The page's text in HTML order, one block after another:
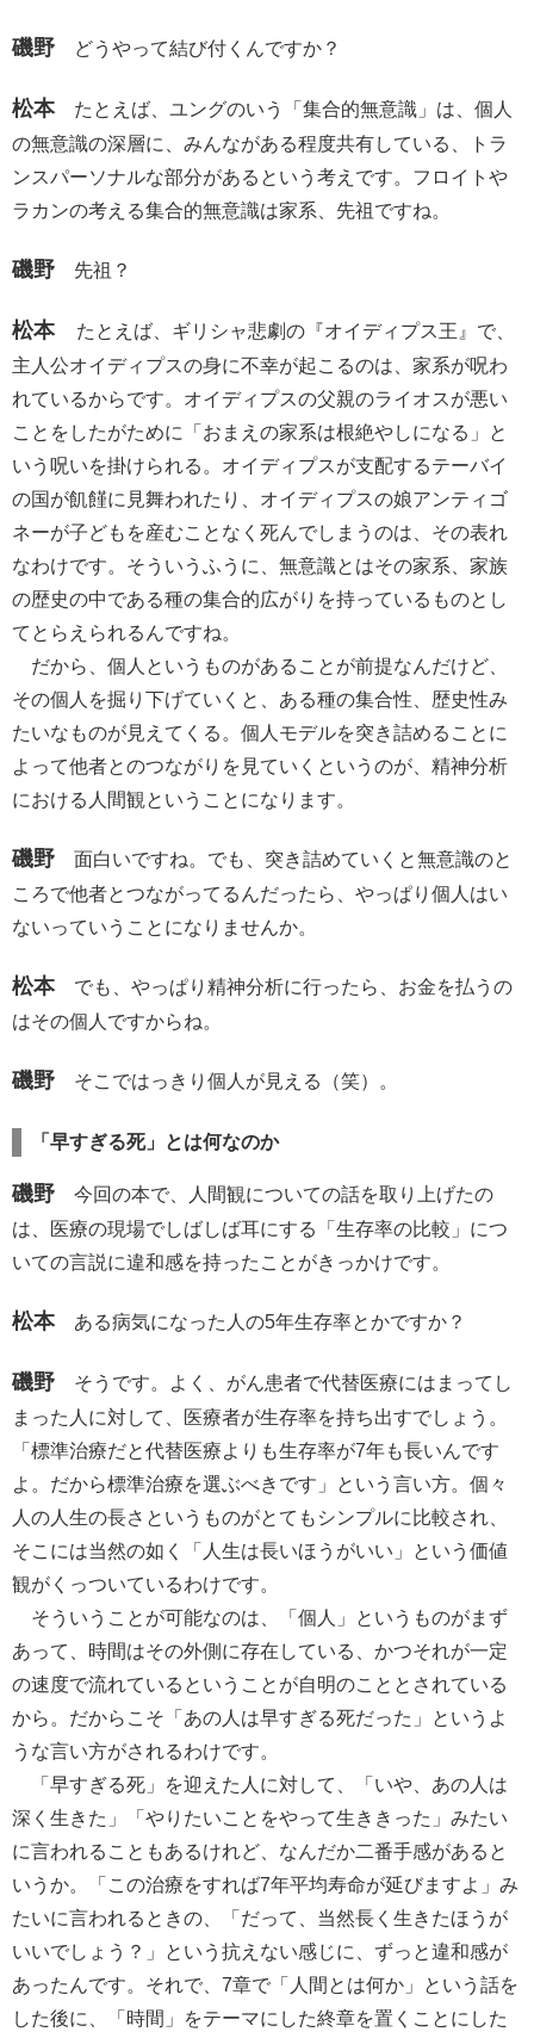
磯野 どうやって結び付くんですか？
松本たとえば、ユングのいう「集合的無意識」は、個人
の無意識の深層に、みんながある程度共有している、トラ
ンスパーソナルな部分があるという考えです。フロイトや
ラカンの考える集合的無意識は家系、先祖ですね。
磯野 先祖？
松本
たとえば、ギリシャ悲劇の『オイディプス王』で、
主人公オイディプスの身に不幸が起こるのは、家系が呪わ
れているからです。オイディプスの父親のライオスが悪い
ことをしたがために「おまえの家系は根絶やしになる」と
いう呪いを掛けられる。オイディプスが支配するテーバイ
の国が飢饉に見舞われたり、オイディプスの娘アンティゴ
ネーが子どもを産むことなく死んでしまうのは、その表れ
なわけです。そういうふうに、無意識とはその家系、家族
の歴史の中である種の集合的広がりを持っているものとし
てとらえられるんですね。
だから、個人というものがあることが前提なんだけど、
その個人を掘り下げていくと、ある種の集合性、歴史性み
たいなものが見えてくる。個人モデルを突き詰めることに
よって他者とのつながりを見ていくというのが、精神分析
における人間観ということになります。
磯野 面白いですね。でも、突き詰めていくと無意識のと
ころで他者とつながってるんだったら、やっぱり個人はい
ないっていうことになりませんか。
松本でも、やっぱり精神分析に行ったら、お金を払うの
はその個人ですからね。
磯野 そこではっきり個人が見える（笑）。
「早すぎる死」とは何なのか
磯野 今回の本で、人間観についての話を取り上げたの
は、医療の現場でしばしば耳にする「生存率の比較」につ
いての言説に違和感を持ったことがきっかけです。
松本ある病気になった人の5年生存率とかですか？
磯野 そうです。よく、がん患者で代替医療にはまってし
まった人に対して、医療者が生存率を持ち出すでしょう。
「標準治療だと代替医療よりも生存率が7年も長いんです
よ。だから標準治療を選ぶべきです」という言い方。個々
人の人生の長さというものがとてもシンプルに比較され、
そこには当然の如く「人生は長いほうがいい」という価値
観がくっついているわけです。
そういうことが可能なのは、「個人」というものがまず
あって、時間はその外側に存在している、かつそれが一定
の速度で流れているということが自明のこととされている
から。だからこそ「あの人は早すぎる死だった」というよ
うな言い方がされるわけです。
「早すぎる死」を迎えた人に対して、「いや、あの人は
深く生きた」「やりたいことをやって生ききった」みたい
に言われることもあるけれど、なんだか二番手感があると
いうか。「この治療をすれば7年平均寿命が延びますよ」み
たいに言われるときの、「だって、当然長く生きたほうが
いいでしょう？」という抗えない感じに、ずっと違和感が
あったんです。それで、7章で「人間とは何か」という話を
した後に、「時間」をテーマにした終章を置くことにした